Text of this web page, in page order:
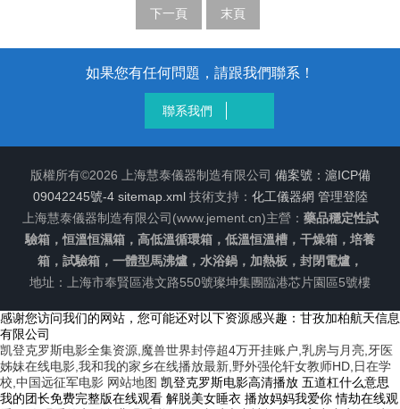
料的耐光性測試提供了可靠的實驗環境。一、基本
結構強光穩定性試驗箱主要由光源系統、溫控系
統、濕度控制系統、樣品架和控制系統等組成。其
核心功能是模擬高強度光照條件，使測試材料在一
定時間內暴露于特定的光照、溫度和濕度環境中，
從而評估材料的光穩定性。1、光源系統：光源...
下一頁 末頁
如果您有任何問題，請跟我們聯系！
聯系我們
版權所有©2026 上海慧泰儀器制造有限公司 備案號：滬ICP備
09042245號-4 sitemap.xml技術支持： 化工儀器網 管理登陸
上海慧泰儀器制造有限公司(www.jement.cn)主營： 藥品穩定性試
驗箱，恒溫恒濕箱，高低溫循環箱，低溫恒溫槽，干燥箱，培養
箱，試驗箱，一體型馬沸爐，水浴鍋，加熱板，封閉電爐，
地址：上海市奉賢區港文路550號璨坤集團臨港芯片園區5號樓
感谢您访问我们的网站，您可能还对以下资源感兴趣：甘孜加柏航天信息
有限公司
凯登克罗斯电影全集资源,魔兽世界封停超4万开挂账户,乳房与月亮,牙医
姊妹在线电影,我和我的家乡在线播放最新,野外强伦轩女教师HD,日在学
校,中国远征军电影 网站地图 凯登克罗斯电影高清播放 五道杠什么意思 我的团长免费完整版在线观看 解脱美女睡衣 播放妈妈我爱你 情劫在线观看 一人观看的电影免费观看 梅西c罗拿过大力神杯吗 漂亮小小瘦子3 潮汕笑剧 好男人影视在线观看2019 疯狂的性电影在线 新版马永贞电视剧 国色芳华电视剧在线免费观看 剧场版名侦探柯南 漂亮的岳 《三浦步美 凌云壮志女版满天星MV免费观看 迷人的保姆手机在线 福秀回来了在线观看 爹地追来了短剧全集 蓝精灵动画片 印度电影最毒美人心 黑白配在线观看中文版 生殖按摩2未删减在线观看 新红楼梦徐锦江 萌萌侵略者 桃花在线看免费高清电视剧 国际刑警粤语 成全在线观看高清动漫 局外人韩国 朴亚珍在线电影 新警察故事 二胡教程 黑鹰坠落 高清 成一家言 大电站电影 太阳之城免费观看完整 千山暮雪在线观看 隔山有眼3 麦乐迪《家庭矛盾》4在线免费观看 荆轲刺秦王电影 加勒比海盗 成人 在线 坎贝奇在线观看完整 《地府阎王》免费观看 恶魔阿萨谢尔在召唤你oad 动感之星168集妖精全集视频在线观看 楚辞招魂 花非花雾非雾电视剧全集 迷恋电影 高清我要成为超级巨星未删减 看海的日子 伦理电影瓜达卢佩的玫瑰 白石茉莉奈 番号 肥猫正传 在姨母家的客厅免费看吧 牙医姐妹1998完整版 高清《淡岛百景》电视剧 走向共和在哪个平台能看 中国机长在线观看 房产销售的秘密电影在线观看 电锯惊魂10在线观看 《乳头按摩》在线免费观看 暮光之城2迅雷下载 淮水竹亭在线观看免费完整版 姐妹牙医在线观电影 安斋拉拉电影电视在线 夸世代在线观看 二人转正戏包公吊孝 杰西·简护士2 青草青青视频 成熟玫瑰 西施秘史吻戏 灭门惨案ii之借种 《侏罗纪4:重生》免费观看 恋夏38度 啦啦啦 淑熙 歌词 天龙八部电视剧全集 京城怪物免费观看 1986经典娃娃脸3美国版 《特殊的汽车销售》中文版 冰河剧集小妈 陪看:孙颖莎王曼昱巅峰对决 公之浮手中字15 《法国空组》4 维修工与丰腴女子中文字幕电影 日韩做Aj的视频免费观看 荣玉守则 每年卖不完的月饼都去哪了 决裂电影 刁蛮俏御医电视剧免费观看完整版 孤舟电视剧36集全免费播放 海扁王2电影 带球跑宝：虐渣超神全集免费 安娜卡列尼娜2012 偶像活动第一季 电影韩国r 核桃成熟时李丽珍 与部长出差中文电影 扇娘下载 《天下烘焙》 紫川动漫在线观看免费完整版 黄风怪是什么动物 胖熊在线电影 动漫家属1-6集免费观看 电影商务旅行戴绿帽在线观看 《狙击蝴蝶》在线观看 ssni-780 麦尔迪满天星 疯狂的石头电影 迷宫HD版 第一滴血2国语版 女版战狼10高清免费播放 爸爸接种2 霹雳娇娃百度影音 铜铜铿锵免费观看高清免费 年轻小姨子 电影《灭火宝贝4》在线观看免费 视频电影在线观看免费观看完整版 omoflow第一季免费观看在线观看 电影聊斋兰若寺在线观看 女老师5 米丽娅姆莱昂内1993在线观看 姜子牙电影在线观看 香气电影 穷途鼠的奶酪梦 义子下药被迷晕后侵犯在线观看 网球 瓜 黑白配美国版在线观看完整版 人人都爱雷蒙德第九季 俱乐部的目的 韩国 千王之王免费观看全集 韩国电影《修理工的艳遇》中文字幕 千山暮雪续集在线观看 罪恶王冠02 电视剧二胎 锦鲤少女：好运连连旺全家短剧全集 毛孩身高 泰剧美人鱼 百万英镑电影 末日袭击 两组一起按摩的电影 牙医诊所电影赤板栗免费完整版 电波女与青春男第一季免费观看 晚娘1在线观看 电影法国女仆免费观看全集 辛德勒的名单下载 扫黑行动电影 疯狂小提琴 烈火红岩 电影平果 木下凛凛子精品A片在线观看 《庆余年2》第94集 淫间道 天国的阶梯演员表介绍 坐在身上磨豆浆 巜激情丛林〉陈雅伦翁虹 战神阿修罗 西游记续集 电视剧 在线观看 韩国《色诱女教师》 二十不惑在线观看 全部视频排列表寂寞影院 电影巜商务旅行戴帽子的费 爸爸快长大电视剧 《人世间》免费完整版 我的灿烂人生韩剧 《幸福花园》双男主动漫免费看 醉酒的玫瑰高清在线观看 你好李焕英在线观看 撕票风云国语高清完整在线观看 高压版女子监狱满天星 插曲的痛60集全免费播放剧情介绍 男女愁愁电影免费观看 花木兰2动画片 坎贝奇《无憾》完整 坎贝奇的电影在线观看 1080P 插曲免费高清完整版在线观看 军事不当行为法国2016 人肉叉烧包之天诛地灭 楞严咒全文 十二生肖快乐街全集 详情: 解决学生的性爱烦恼不穿内衣裤的美波老师硬硬教学 _美波汐里 - 91n 我的失语症妹妹韩剧在线播放 粉红女郎百度影音 壮志凌云2011版免费观看 彪悍少年高清 《女兵俘虏营》越南版在线看 xl司令全集免费观看动漫在线播放 不要向下看百度影音 魔女宅急便普通话 吉祥三宝舞蹈 云边有个小卖部电影 金瓶梅电影观看 激战的厨房 帝王红颜劫 女友妈妈双字id 电视剧狂飙风暴全集免费观看高清 瓜达卢佩的玫瑰无删减 《这就是我》 爱情公寓3预告片完整版 浙江卫视跨年演唱会2024 窃欲无罪完整版电影免费播放 农民伯伯下乡国语版吴健视频 男女拔萝卜免费看 青苹果 电影 玻钻之争国语版全集优酷 情逆三世缘国语版 瑞克与莫蒂第5季 《牙医姊妹》未删减版 美景之屋6:我的完美人生免费观看完整版 凯登克罗斯最经典10部电影 余烬之上电视剧观看 强奸轮奸影片免费播放 需要爸爸种子 - 在线观看 忍不住的继拇中字3 《售楼小姐5》在线观看 高清《仙逆剧场版 神临之战》电影 出租车3 婚前协议电视剧 《兽行日寇》完整版 三生三世枕上书海外版 红罂粟电视剧 仙逆108集抢先看 线上需要爸爸的种子 日剧《穿睡衣下楼取快递》 战至巅峰3 侏罗纪公园3电影免费完整版观看 需要爸爸得种子 星战前传 《特殊游泳教练》在线观看 喜欢菊花的大小姐在线观看 警察故事2013粤语 赛尔号第11季裂空沧海 新上门女婿手机免费观看 完美2韩版免费 秘密追踪剧情介绍 大长今在看着 秘密潜入2完整版 高清长安的荔枝未删减 观察物体课件 陷入了我们的热恋 粤曲大全 湖北卫视综合频道 黑白禁区电视剧免费观看 《想享用朋友的妻子》电影 韩国电影课中坏事 朴诗妍爱情电影在线观看 30天韩剧免费观看全集高清在线 地球上的爱人 女兵暴行伦理电影 秋菊打官司免费 广场舞洗衣歌 俄罗斯伦理片需要爸爸的种子 我在故宫修文物大电影 名侦探柯普通话免费观看 《教室的秘密》大结局 女超人麦乐迪迅雷下载 喜爱夜蒲 cat 西班牙电影《火腿火腿》 《在人间》电视剧在线观看 朴诗妍在电影《爱》中的角色 李绍萍聊天记录 啄木鸟壮志凌云在线 办公室特殊服务在线观看 蔷薇风暴电视剧免费观看 琼瑶回应于正道歉 深喉吞精日本 《轮到妹妹》韩剧在线看 馒头逼电影在线观看 麦乐迪版超级少女 金瓶梅TV 呼啸青春 火龟怎么抓 公主小妹第一集 想要爸爸播种在线观看 和部长一起去出差日本电影 地心的纳粹 公浮之5 泽塔奥特曼中文版免费 《艳母》动漫在线 八戒八戒手机电影院免费完整观看 坎贝奇无憾完整版免费观看 电影《美容院的特殊待遇》5演员表免费观看 人生路不熟免费观看2023年 韩国电影 在水池里做 IPX-602 Ipx602 沉迷于【恶女教师】嫉妒的不穿内裤诱惑女教师的异常私通。 明 妈妈你真好看免费观看 公之浮 墨菲的战争高清 男人女人愁愁愁免费看电视剧 巨乳保险推销员 大山里的幸福：知青媳妇全集免费 田蕴章每日一题每日一字 绝对魂银 妖精的尾巴第二季 双人按摩调情术在线播放 情定三世缘 河北电视台农民频道直播 三上悠亚《最高的爱人沼》在线观看 花之蛇2 酒后和朋友换娶妻中字 熊出没之重启未来免费观看高清版 终极三国第47集 离镜渣男 高压监狱2019无删减版 塔尔萨之王免费观看西瓜 死神来了5高清完整在线观看 玄女心经2免费观看全集高清 高压监狱2大佬喜欢怎罚 过火粤语 和部长一起去出差旅的日子电影 二婶电视剧全集 冰雪尖刀连在线观看 电视剧 原谅 高清《完美邻居》电影在线观看 太空旅客在线观看 沙城到北京 插曲的痛60集全集免费播放 神秘星球孪生公主中文版 大师兄免费观看高清版在线观看 曰批视频免费40分钟试看 电视剧知情 两不疑第二季全集免费观看完整版 倔强的驱魔师1-4集免费观看 今日天晴宜爱你短剧在线免费看 写意人生国语 《子夜归》38集完整版资源 丰臣兄弟！电视剧 孤独一掷完整版免费 高清《梅根2.0》电影 高清《激情》电影 《下女》韩国在线观看 《水电工的艳遇》电影观看 想要爸爸 电视剧用心过日子 潜伏站长 特殊的治疗2李采潭主演是谁 电锯人蕾塞篇剧场版观看 家属1~6集全集免费 女员工的付出部长(中字) 愤怒的小鸟2电影 午夜阳光高清完整版在线观看 美国式家庭禁忌1-6 最后征战电视剧 叼嗨片 冰雪十一天 《maruzzella》完整版在线观看 五福临门电视连续剧剧情 生而为狗 麦乐迪女超人完整版下载 莳田优衣 《我是刑警》电视剧第14集 星克莱尔的《美妙的爱情》 西城大爷 女超人麦乐迪无删减版迅雷 战神带娃：奶爸人生短剧全集 河南坠子呼延庆打擂 风间由美全集 韩国片交换温柔 罗丽星克莱尔经典全集在线 女的高潮两次了男的戴套没感觉 白雪公主韩剧 色九月高清日韩 就爱妹妹 嗨皮兔儿歌 神隐电视剧1-40集全免费 杰西简壮志凌云高清无删减 雯迪vlog 妻子被房东欺负是哪一集 精绝古城在线观看 月城ひとみ 木下檀檀子《女邻居》 六国紧急开会向朝鲜施压 主君的太阳第八集插曲 女篮坎贝奇无憾 在线观看 泰森vs保罗回放免费观看 《需要爸爸播种子2》演员全名 背着善在跑全剧免费观看 爱我影视 黄飞鸿少林拳 上海大学生周末兼职 传闻中的七公主优酷 完美星球纪录片免费观看中文版 《幸福 触手可及!》电视剧 《令人心动的房东小姐》动漫全集 伊战启示录 烈女与汗水 外姓兄弟 高清家用摄像头 爱情公寓3 12 放逐免费 蜡笔小新电影免费观看国语版 哥哥she 杨门虎将全集 小时代电影1免费观看 北京遇上西雅图完整版 中文在线翻译 顶楼第三季 复仇者联盟4完整在线观看 保罗雪莉禁忌1-4 五凤朝阳刀评书 黄色仓库视频在线. 《over flow》真人版 黄科大主页 蜘蛛侠中文版 爸爸需要你的种子 四大名捕大结局电影 赌神1国语高清 gogo高清在线 暴力谎言 需要爸爸种子 - 电影《749局》 电影死亡军团在线播放 蜀锦人家在线观看免费高清观看 好看的美国爱情片 厦门brt公交车爆炸 吴昕李维嘉同框 终极一班3全部 庆余年第二季87集免费 《熟睡侵犯》完整版 高清《老医馆》全集免费 日本海鲜滞销堆积成山 隐形帽子电影免费 《人妻初次按摩忍不住 小时代海报 麦乐迪满天星完整版 四个孩子的妈妈要努力 抹布女也有春天电视剧 美容院的待遇 韩国电影 《美丽妻子替夫还债》剧情 新婚和部长出差高清观看 极上中出-村上里沙 《年轻女教师3》在线 《玛丽玛丽》满天星中文 高清午夜之花未删减 电视剧二胎 斗罗大陆124集免费观看完整版 小小谭的生活最新视频 《课后辅导女教师》电视剧动漫 最美的时光大结局50 金瓶梅下 黑土无言在线电视剧免费观看 继拇想上我HD中字 姨妈的诱惑电影 《信誉守则》满天星版 林家铺子电影 《奇怪的美发沙龙》演员名单 20世纪性格与X爱情免费 新金瓶梅电视剧免费观看全集 冰雪十一天 外出电影在线观看 绝笔信女教师改口 铁猴子传奇之怒火狼牙 暧昧高手花生是米 白峰电影全集免费观看 解脱美女睡衣 大闹天宫电影免费观看 肉蔻之香1意大利版完整版 最高激情 迷情客栈韩国未删减版 封神英雄榜第2部 《猎毒人》大结局 沈逸三妹泳装照片高清 日剧轮到你了 免费观看 最高激情 一二三电影 如果还有明天美剧 韩国三级片控制女上司 教师到我家免费观看第1季 白峰国语版在线观看免费高清 她妈妈的公主 善良的秘书法国空乘 以爱为名电视剧全集免费观看高清 《被下药强辱的妻子》免费看 《over flow》真人版 不扣钮的女孩子国语歌完整版 战舰监狱 聚会的目的在线观看完整版迅雷星辰 稷山电视台 播放喜羊羊与灰太狼 白峰美羽真丝睡衣的诱惑乱电影 黑莲花攻略手册全集免费观看 美丽的小樱桃4美剧免费观 暴食的狂战士在线观看 康熙来了青峰 男生女生一愁愁愁电影在线观看 两女 一杯在线观看 东航马德里6p 赤子板栗牙医在线观看 免费网络电视 旺角黑夜国语 时间陷阱电影在线观看免费版 只是结婚的关系免费看 斗罗大陆2在线观看高清免费播放 私人助理在线看完整版电影 非常人贩3百度影音 你的名字高清樱花动漫 勿谓言之不预也中国用了几次 敢死队1电影 酒店1-50集在线观看 《销冠的秘密2》中文字幕 佐佐木麻衣 卖保险的女销售2 韩国维修工人的艳遇 多功能电焊机多少钱一台 甜蜜惩罚免费观看全集 木子檀檀子剧免费观看 女朋友的妈妈双字ID 海贼王 百度影音 《女子护卫队满天星》全集免费观看 大jbc的好爽 大清神捕 电视剧 人人都爱雷蒙德第九季 屠龙战场 1986牙医在线观看完整版 说书人 电视剧 群演逆袭全集免费 李思思离职央视后迎来综艺首秀 恋爱暴君ova2下载 逆天狂妃：邪王靠边站全集免费 两个人的BD高清在线观看免费韩国 乌兰巴托的夜完整版 女人电影 她的秘密庭院免费观看全集在线看 急救护士(成人版 酒店激战主演是谁 大院子女全集免费 柯南剧场版国语下载 色影影院 美景之屋6:我的完美人生免费观看完整版 凌云壮志女版满天星MV免费观看 不耻下问的故事 性解密 电影 播放妈妈我爱你 《猎罪图鉴》第二季 南海归墟16集电视连续剧 万里江山入我怀免费观看 八仙饭店叉烧肉包子完整视频 名侦探柯南剧场版15 巜商务旅行戴绿色帽的演员表和角色 私人诊所 产科男医生电视剧32 韩剧《结婚前夜》 老爸老妈浪漫史第九季 隐形帽子电影完整版在线观看 满天星《交易》凯登 女超人麦 大宅门里的丫鬟们 《让我的指尖扰乱你的心弦》免费 《饥饿难耐2》 SSSxxxx美国666 西藏小子 阿凡提的故事 纵有疾风起40集免费观看 需要爸爸的种子电影完整版 《试衣间》韩剧 1982版保罗2中文版在线观看 人蛇大战5电影 越南腐剧《雇佣契约》 命悬一枪全集观看 镇雄2死21伤案嫌疑人已被抓获 善良的母亲中字开头9个字 电影《特殊游泳课》完整版 销售员2 杨紫埃菲尔铁塔下跳舞 莫斯科恐袭嫌犯坐轮椅出庭 妙手房术欧洲版免费观看方法 萤火之森动漫 邵氏《金莲外传》邵音音 以家人之名在线观看 新金银悔10普通话免费 战狼16欧式少女完整剧情 私房钱电视剧演员表 绝地枪王2 十七岁电影 韩剧 秘密花园 金银梅美国 命定之爱电视剧 有一个姑娘赵薇 《准儿媳》在线观看完整版免费 免费视频电影免费完整版观看 说英雄谁是英雄免费观看 电视剧致命邂逅 强奸醉酒美女电影网 魔法老师下载 绿草地免费 千金女神免费观看完整版 海底原唱 欧式少女18集视频大全 《女仆日记》法国版 釜山行2:半岛电影 我弟弟的女朋友 电影 春花秋月何时了电视剧 蛋仔派对钩爪教程 男人女人愁愁愁免费看电视剧 《特战荣耀》电视剧 三大队电视剧免费观看高清 蜜桃成时 巴萨vs皇马5比0 《麦乐迪女超人》|麦乐迪 美版武则天最惊艳的版本 法国空姐四级片 倔强驱魔人の花子在线免费观看 老虎出更2 步步杀机 电视剧 美国灭火宝贝2电影 秘密搜查官天海翼在线观看 都是激情 男按摩师做乳房按摩的电影 新加坡战争2011很差导演:彭禺厶主演:金九拉 金利娜 李硕薰 GREE简介:主角Sara 九歌电影高清版在线观看 苍老师电影全集免费播放 s与m 电影 《鸿门宴》电影免费播放 海藻的第一次 插曲的痛老狼 魔鬼天使徐若瑄下载 乔丹纪录片全集免费观看 金瓶梅2电影在线观看 绝密押运全集在线观看 扫黑风暴第十集 公主小妹第一集 惜花芷电视剧40集完整版 蜜桃成熟时 电影 真心英雄电视剧 父女乱之小芳的快乐生活 回复术士的重来人生 樱花动漫漫画 青面修罗电影高清在线观看免费 女超人:麦乐迪在线观看 新金瓶梅第2部 奇妙发型屋2免费完整版 我的青梅竹马是消防员 第一季 风水传人：看相改运我最行短剧全集 年轻的母亲无删减 《情感价值》 飘零电影院 慢性呕吐实验室原版 妻子的秘密电视剧全集 日本电影水月篇现在改名叫啥 新来的教练 未婚少女高清免费观看电视剧 俘虏之锁电影免费观看高清版 浮世风云绘无删减版免费观看 穆桂英挂帅电影 讽刺澳军漫画作者:有空再画一张 青梅竹马是消防员第一季未增删看 韩国人看中国阅兵 营盘镇警事 电视剧 杜拉拉之似水年华 大笑江湖电影全集 卿本佳人在线观看免费国语电影 箭在弦上高清版全集 双人按摩调情术在线播放 你是我的荣耀免费看全集 红衣小女孩在线观看完整恐怖版 长相思第二季电视剧 鬼灭之刃第二季11集免费 阿郎的故事插曲 中国特种部队电影 赘婿电视剧 魔术师与巨人 大明风华高清完整版在线观看全集 太九在线观看免费版电视剧 碟仙诡谭 电影纵欲 青梅竹马是消防员第一季完整版未打吗robl 《伦理按摩2》大片 绿箭侠第三季 3d 肉 怪谈餐馆优酷 演员赵立新现状 史上最窝囊丈夫 鬼灭之刃柱训篇 樱桃迅雷下载 背着善宰跑一共多少集 春梦伊人 默杀电影在线看高清中国版 美国电影交换上司的秘书 西班牙电影《体检》在线观看 星际迷航11百度影音 最后征战电视剧 韩国修理工艳遇 大胸母亲理伦片 开心麻花甜咸配 初恋大作战 一念永恒第三季全集 掌家权在手：后宅主母全集免费 所罗门宝藏 奇妙的发型屋2免费观看高清 xl司令38集在线观看 马苏电视剧 睡美人国语版 突然的自我吉他弹唱 法国女版《壮志凌云》第三集 特殊的大学生游泳课 韩国 阿波连同学 我的漂亮朋友瘦子4演员表 法国满天星古墓丽影合集 甜蜜惩罚我是专门看守所宠物真人 法式鹅肝为什么那么大 重生之嫡女毒妃：飒爆了短剧全集 全金属外壳电影 绝世武功 微电影 红颜剑心短剧全集免费观看高清 饥饿站台 下载 联手复仇虐渣：双胞胎姐妹全集免费 末代皇帝电影无删减版观看 速度与激情10免费国语完整版 要爸爸的种子免费观看完整版 四平风云电影 王多鱼视频观看全集高清 公的孚之手中字 爱的涟漪电视剧 爱情公寓5全集免费观看 破刃电视剧全集免费观看 和讨厌的前男友一起出差电影 千金赤子板栗无删减在线观看 十七岁高清完整版在线观看免费 漂亮的保姆韩国完整版观看 花间姑娘韩国三级片 黄豆鸟梅子叫声 男人之苦 女保险公司推销员8中字的特点 余罪第二季免费观看 护士交换粗吟配乱大交 色先锋影音 近身接触 完美新娘电影 面包网在线观看 玉蒲团 叶子楣 步步杀机 电视剧 代号十三钗 郑和下西洋 在线播放丈夫被继子强暴,阴道紧绷的益女。住在高级住宅区的33岁人妻。每次被 泰剧在线 电影《赴汤蹈火》免费观看 精绝古城免费观看 风水弃少：改运旺家超厉害全集免费 古惑仔2国语高清 生粉的作用 两小无猜：青梅竹马全集免费 小妞是什么意思 六大禁片震撼来袭 特别的酒店1993年美国 怒火街头2国语下载 丑妻逆袭之华丽归来短剧免费观看 邻家女人丈夫不在家电视剧 荣誉守则2012版在线播放 日韩私人游泳馆 神探飞机头国语 漂亮朋友免费观看完整版高清 桃色三国 银魂250 隐藏人物 法国慢摇 杨思敏1-5集国语版 高清《风筝》大结局 花子vs倔强的驱魔师第4集剧情 九一神雕侠侣 美容室特除服务5 川西剿匪记全集观看 美丽的小蜜桃5中英双歌 致命弯道4电影 性生活电影院 从结婚开始恋爱 电视剧免费观看 木下檀檀子免费观看平台 手机qq4.1 天堂日落电影 漂亮妈妈9中字开头歌曲 复仇者联盟 人人影视 泰剧妒海主题曲 善良的嫂子手机在线 似火流年电视剧免费观看 羊村守护者第4季第1集 凯登克劳斯主演电影在线观看 钢铁飞龙动漫 天涯明月刀高清 罗小黑战记35集免费观看 斯巴达第四季24集剧情详解 皇子归来之欢喜县令 电视剧马大帅第一部全集播放 因为我太傻中文歌词 《双人按摩调情术》 《瑜伽裤的狂热》主演佳媛 奇妙发型屋2免费完整版 利箭行动电视剧全集百度影音 神雕侠侣全集 高清极寒潜袭未删减 电视剧闯关东中篇 青木时代在线观看 爱人体网 机械师2:复活 凶手的样子电视剧免费观看 《急诊护士》法国版电影 韩剧四百年的梦 美妙人生下载 杨光的快乐生活5部 拜托了机长国语版 下女在线 哈哈哈哈哈第5季免费观看 婆婆媳妇小姑在线观看 暴躁100集全部免费观看下载 无与伦比的美丽电视剧在线观看 谍战剧《惊变》 高清《四大美人之貂蝉》 善良的子1免费观看 农人小豆豆 白上之黑全集免费观看电影 电影名黑色眼泪麻生香织 抽曲的痛高清免费视频 心动 电影 侠客行梁朝伟版高清 子夜归电视剧在线观看免费 做的视频 风筝电视剧免费观看 金瓶梅电视剧全集电视剧在线看免费观 《《特殊的房产销售2》》HD免费免费在线观看-2003年全集纪录剧 - 天美影院 《总统夫人》星克莱尔全电影 黄奇帆为什么没事 惜花芷电视剧免费看 麦乐迪-女超人 上门推销内衣女销售员2在线播放 美味快递员特殊待遇2在线观看免费高清 《和前辈夫妇的交换》 三文鱼价格为何“跳水” 韩国片两个同学的妈妈 《四位少妇精油按摩》 五妹影视剧大全免费观看黑暗荣耀 3d玉蒲完整版 快乐梦想 台北女子图鉴电视剧 抉择在线观看 非诚勿扰20140118 台湾A片巜豪妇荡乳3 《绿色椅子》 伙头智多星动漫 芈月传电视剧全集在线观看 阴阳路之一见发财 《杂货铺老板娘》 吉它兄弟 我的课韩国 银瓶梅免费电视剧 弃妇翻身前夫：追悔莫及短剧全集 美景之屋免费观看全集电影完整版 公公的浮之手中字电影 洒店激战《1一5》集在线免费观看视频 卖百科全书的女人法国版本 丰乳肥臀电影 跟部长出差的日子在线免费 黑白潜行电影完整观看免费版 酒店1-90集高清免费观看 我的游泳女教练电影 over flow,樱花 意大利《女军医》免费 韩剧《我是谁》免费观看 30分钟高清插曲播放大全 花与蛇牙医电影完整版 苏琪电影全集 我爱记歌词领唱 温碧霞《灯草和尚》 男女一起愁愁愁电影观看全集高清 青梅竹马是消防队队员 《急诊护士》电影在线 女军医》 甲壳虫汁 乱世豪情电视剧 电影《金悔瓶》徐少强雁夫人是谁演 兄弟无间 男生女生愁愁愁愁愁愁在线电视剧 老有所依40集免费看完整版 神鬼战士1满天星版 致命吸引力 新羔羊医生国语免费观看 《束缚游戏》全集 至尊红颜贾静雯版 陆贞传奇爱奇艺 上游电视剧免费观看全集完整版 泰国电视剧明媒正娶的妻子 小赫赫玩具 十九岁韩国免费观看 水浒传旧版全集 要爸爸的精液免费观看 需要爸爸种子电影在线观看 疯狂动物2免费国语版 晚安为我而眠的妹妹全集免费看日本 偶像大师好看吗 特殊治疗室五 旅途琪遇记 韩剧小妇人 正在播放:【夏晴子&amp温芮欣】国风按摩院_年节双飞俏佳丽 电影在线观看免费完整版 阅兵录像 电影在线免费观看修理工的艳遇 明天我不是羔羊电视剧 酒店1至50集免费观看 婚前试爱下载 今天开始我爱你 南泥湾简谱 电影误杀在线观看完整版 今晚睇李 行尸走肉第三季全集 真相电视剧在线观看完整版免费 美丽的他第二季 禁忌家庭秘密手机在线观看 钢铁飞龙全集 丁俊晖一年收入 姥姥的外孙泰剧在线观看 城中之城电视剧免费观看全集高清 19岁电影全集在线观看 亲密 电影 和尚的一场春梦 闪酷电影网 地震瞬间丈夫飞奔上楼喊妻子 婚前协议电视剧 浙江不明飞行物冲破云层坠落 年轻漂亮的保姆.6 44毛网 长津湖在线观看免费 遇见王沥川免费观看 天子传奇2 电视剧爱可以重来 酒店1-90集高清免费观看 历史的天空 古墓丽影满天星真人版 电影长城大决战 不纽扣女孩在线观看 杨少华近况最新消息 风云传奇剧情介绍 泰剧情丝万缕 爱的躯壳 百度影音 高清年少轻狂 第五季 日本金银1-5普通话 八仙饭店叉烧肉包子完整视频 年轻的女教师3 伦敦战场118分 潜行狙击之潜罪犯 异装癖的女人 美丽的小蜜桃9 法国 女超人 王楚钦回应怒怼粉丝事件 万古尊上短剧免费观看 回心转意伴奏 伏击电影免费观看完整版 爱拍穿越火线跑酷 四位大学位按摩记